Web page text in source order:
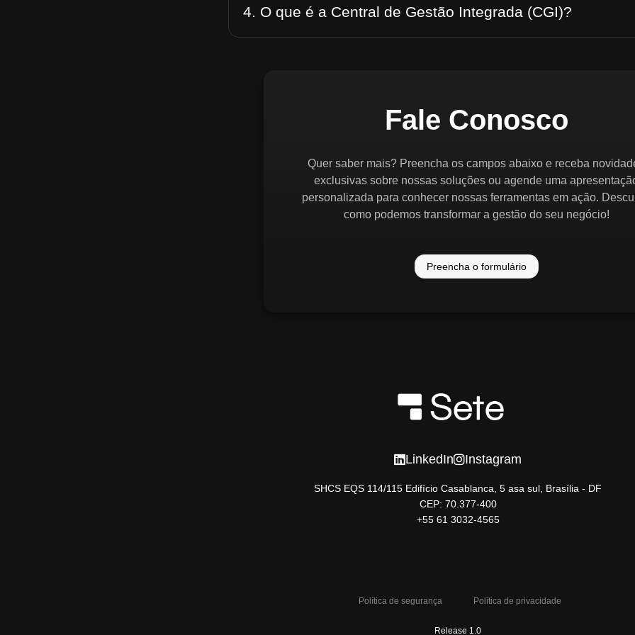
4. O que é a Central de Gestão Integrada (CGI)?
Fale Conosco
Quer saber mais? Preencha os campos abaixo e receba
exclusivas sobre nossas soluções ou agende uma
personalizada para conhecer nossas ferramentas em ação.
como podemos transformar a gestão do seu negócio!
Preencha o formulário
LinkedIn Instagram
SHCS EQS 114/115 Edifício Casablanca, 5 asa sul, Brasília - DF
CEP: 70.377-400
+55 61 3032-4565
Política de segurança Política de privacidade
Release 1.0